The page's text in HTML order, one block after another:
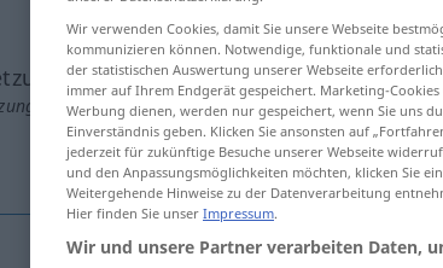
anklicken/antippen)
Wir verwenden Cookies, damit Sie unsere Webseite
kommunizieren können. Notwendige, funktionale und
der statistischen Auswertung unserer Webseite
immer auf Ihrem Endgerät gespeichert. Marketing-
Werbung dienen, werden nur gespeichert, wenn Sie uns
Einverständnis geben. Klicken Sie ansonsten auf
jederzeit für zukünftige Besuche unserer Webseite
und den Anpassungsmöglichkeiten möchten, klicken Sie
Weitergehende Hinweise zu der Datenverarbeitung
Hier finden Sie unser Impressum.
Wir und unsere Partner verarbeiten Daten,